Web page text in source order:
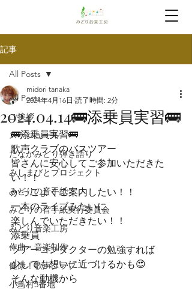
記事
All Posts
ご挨拶
スケジュール
たなかみどり弾き語り
みしまびとプロジェクト
みどりの音手紙
みどりの音手紙実行委員会
みどり音楽工房
作曲・音楽制作
健康！歌声クラブ
小鳥村3番地
All Posts
2024.04.14🚌添乗員実習🚌
midori tanaka
2024年4月16日 読了時間: 2分
🚌添乗員実習🚌
歌声クラブのバスツアー
皆さんに安心してご参加いただきた
い！！
かっこよくご案内したい！！
一本のライブみたいに
楽しんでいただきたい！！
添乗員
ツアーコンダクターの勉強すれば
少しでも想いに近づけるかも😍
そんな動機から